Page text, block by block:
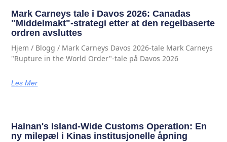
Mark Carneys tale i Davos 2026: Canadas
"Middelmakt"-strategi etter at den regelbaserte
ordren avsluttes
Hjem / Blogg / Mark Carneys Davos 2026-tale Mark Carneys
"Rupture in the World Order"-tale på Davos 2026
Les Mer
Hainan's Island-Wide Customs Operation: En
ny milepæl i Kinas institusjonelle åpning